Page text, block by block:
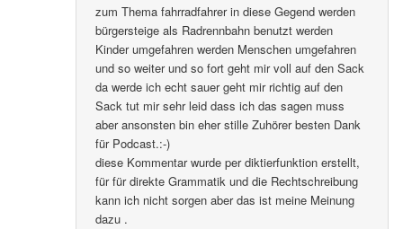
zum Thema fahrradfahrer in diese Gegend werden
bürgersteige als Radrennbahn benutzt werden
Kinder umgefahren werden Menschen umgefahren
und so weiter und so fort geht mir voll auf den Sack
da werde ich echt sauer geht mir richtig auf den
Sack tut mir sehr leid dass ich das sagen muss
aber ansonsten bin eher stille Zuhörer besten Dank
für Podcast.:-)
diese Kommentar wurde per diktierfunktion erstellt,
für für direkte Grammatik und die Rechtschreibung
kann ich nicht sorgen aber das ist meine Meinung
dazu .